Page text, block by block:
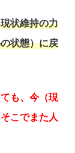
状維持の力
状態）に戻
も、今（現
こでまた人